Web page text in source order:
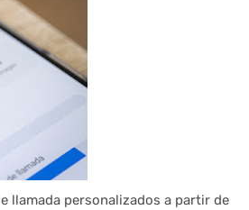
llamada personalizados a partir de